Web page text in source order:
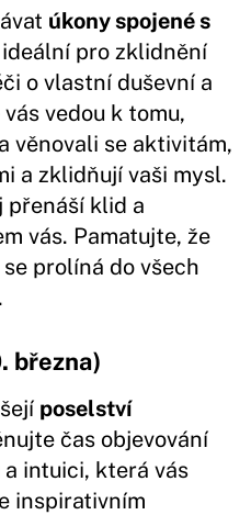
úkony spojené s
ideální pro zklidnění
o vlastní duševní a
vedou k tomu,
věnovali se aktivitám,
a zklidňují vaši mysl.
přenáší klid a
vás. Pamatujte, že
prolíná do všech
března)
poselství
čas objevování
intuici, která vás
inspirativním